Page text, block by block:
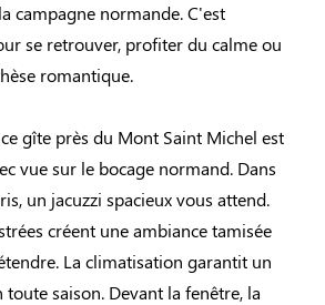
campagne normande. C'est
se retrouver, profiter du calme ou
romantique.
gîte près du Mont Saint Michel est
vue sur le bocage normand. Dans
un jacuzzi spacieux vous attend.
créent une ambiance tamisée
La climatisation garantit un
saison. Devant la fenêtre, la